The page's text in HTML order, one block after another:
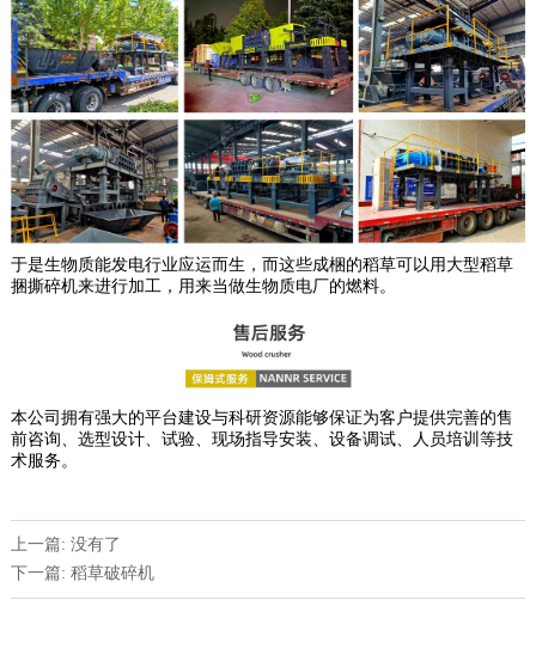
于是生物质能发电行业应运而生，而这些成梱的稻草可以用大型稻草
捆撕碎机来进行加工，用来当做生物质电厂的燃料。
本公司拥有强大的平台建设与科研资源能够保证为客户提供完善的售
前咨询、选型设计、试验、现场指导安装、设备调试、人员培训等技
术服务。
上一篇: 没有了
下一篇: 稻草破碎机